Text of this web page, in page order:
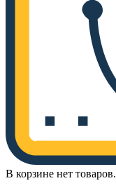
В корзине нет товаров.